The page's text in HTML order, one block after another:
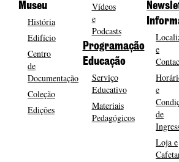
Museu
História
Edifício
Centro
de
Documentação
Coleção
Edições
Vídeos
e
Podcasts
Programação
Educação
Serviço
Educativo
Materiais
Pedagógicos
e
e
de
Loja e